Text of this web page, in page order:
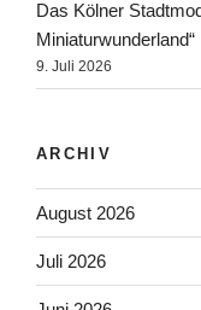
Das Kölner
Miniaturwunderland“
9. Juli 2026
ARCHIV
August 2026
Juli 2026